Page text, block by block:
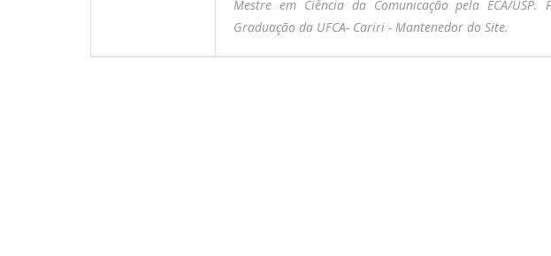
Mestre em Ciência da Comunicação pela ECA/
Graduação da UFCA- Cariri - Mantenedor do Site.